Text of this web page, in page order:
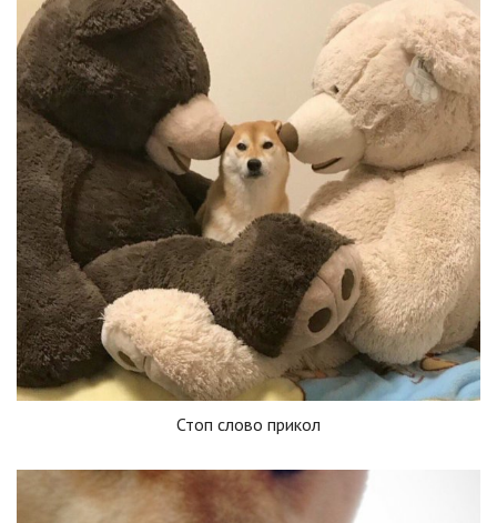
Стоп слово прикол